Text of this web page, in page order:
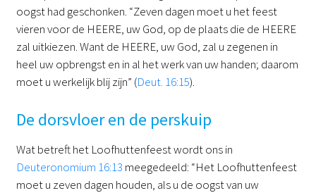
oogst had geschonken. “Zeven dagen moet u het feest
vieren voor de HEERE, uw God, op de plaats die de HEERE
zal uitkiezen. Want de HEERE, uw God, zal u zegenen in
heel uw opbrengst en in al het werk van uw handen; daarom
moet u werkelijk blij zijn” (Deut. 16:15).
De dorsvloer en de perskuip
Wat betreft het Loofhuttenfeest wordt ons in
Deuteronomium 16:13 meegedeeld: “Het Loofhuttenfeest
moet u zeven dagen houden, als u de oogst van uw